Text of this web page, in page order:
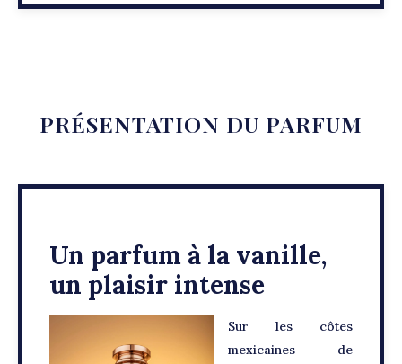
PRÉSENTATION DU PARFUM
Un parfum à la vanille,
un plaisir intense
Sur les côtes
mexicaines de